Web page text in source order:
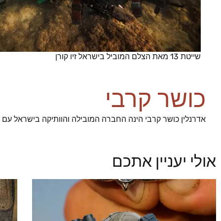
שייטת 13 מאת הצלם המוביל בישראל זיו קורן
כושר קרבי
אדרנלין כושר קרבי הינה החברה המובילה והוותיקה בישראל עם 93% הצלחה בגיוס מועמדינו לשירות ביחידות העלית הצהליות
אולי יעניין אתכם